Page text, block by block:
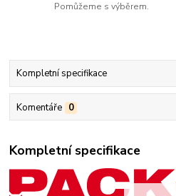
Pomůžeme s výběrem.
Kompletní specifikace
Komentáře 0
Kompletní specifikace